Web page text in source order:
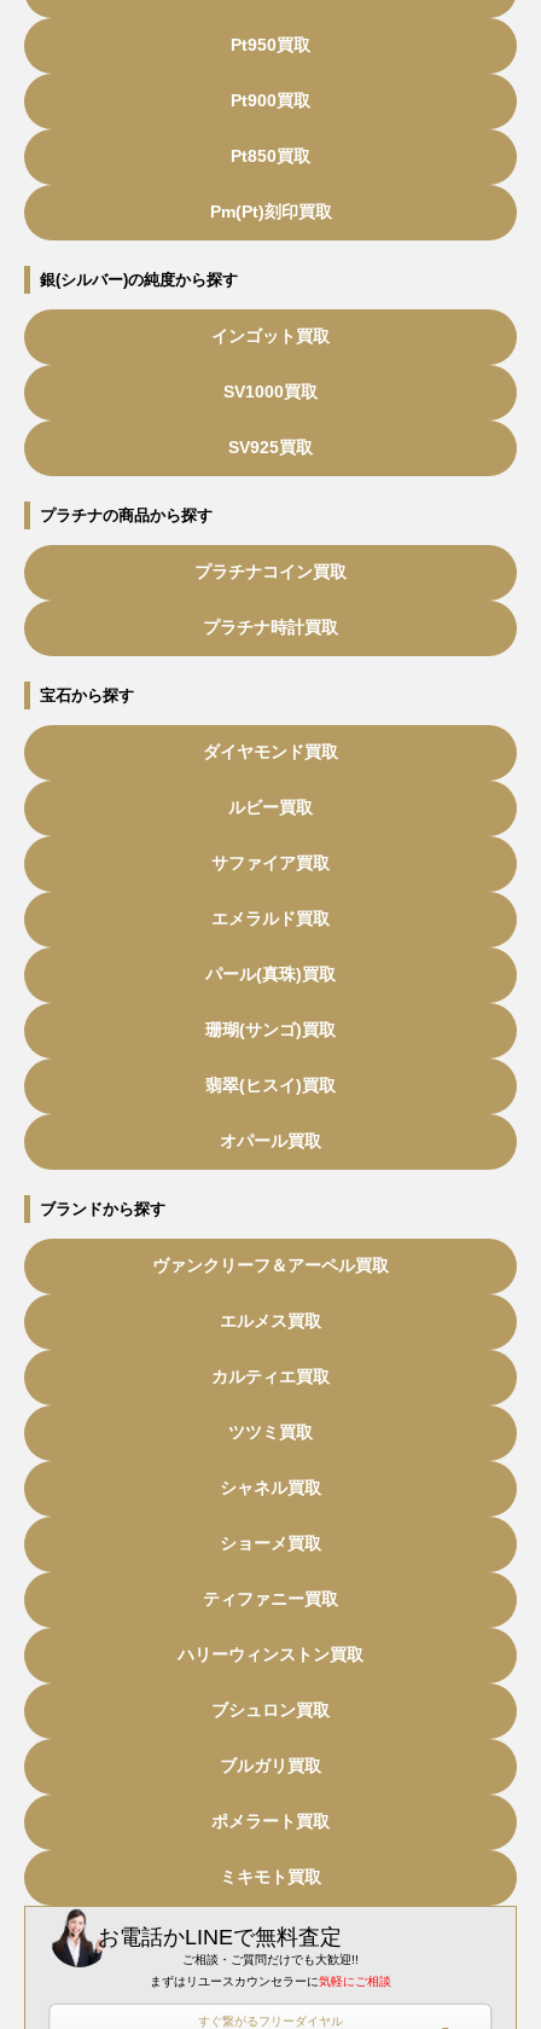
Pt950買取
Pt900買取
Pt850買取
Pm(Pt)刻印買取
銀(シルバー)の純度から探す
インゴット買取
SV1000買取
SV925買取
プラチナの商品から探す
プラチナコイン買取
プラチナ時計買取
宝石から探す
ダイヤモンド買取
ルビー買取
サファイア買取
エメラルド買取
パール(真珠)買取
珊瑚(サンゴ)買取
翡翠(ヒスイ)買取
オパール買取
ブランドから探す
ヴァンクリーフ＆アーペル買取
エルメス買取
カルティエ買取
ツツミ買取
シャネル買取
ショーメ買取
ティファニー買取
ハリーウィンストン買取
ブシュロン買取
ブルガリ買取
ポメラート買取
ミキモト買取
お電話かLINEで無料査定
ご相談・ご質問だけでも大歓迎!!
まずはリユースカウンセラーに気軽にご相談
すぐ繋がるフリーダイヤル